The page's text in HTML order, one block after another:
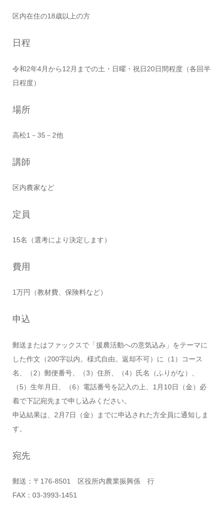
区内在住の18歳以上の方
日程
令和2年4月から12月までの土・日曜・祝日20日間程度（各回半
日程度）
場所
高松1－35－2他
講師
区内農家など
定員
15名（選考により決定します）
費用
1万円（教材費、保険料など）
申込
郵送またはファックスで「援農活動への意気込み」をテーマに
した作文（200字以内。様式自由。返却不可）に（1）コース
名、（2）郵便番号、（3）住所、（4）氏名（ふりがな）、
（5）生年月日、（6）電話番号を記入の上、1月10日（金）必
着で下記宛先まで申し込みください。
申込結果は、2月7日（金）までに申込された方全員に通知しま
す。
宛先
郵送：〒176-8501 区役所内農業振興係 行
FAX：03-3993-1451